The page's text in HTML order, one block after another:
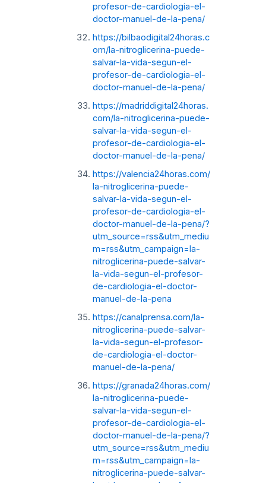
profesor-de-cardiologia-el-
doctor-manuel-de-la-pena/
https://bilbaodigital24horas.c
om/la-nitroglicerina-puede-
salvar-la-vida-segun-el-
profesor-de-cardiologia-el-
doctor-manuel-de-la-pena/
https://madriddigital24horas.
com/la-nitroglicerina-puede-
salvar-la-vida-segun-el-
profesor-de-cardiologia-el-
doctor-manuel-de-la-pena/
https://valencia24horas.com/
la-nitroglicerina-puede-
salvar-la-vida-segun-el-
profesor-de-cardiologia-el-
doctor-manuel-de-la-pena/?
utm_source=rss&utm_mediu
m=rss&utm_campaign=la-
nitroglicerina-puede-salvar-
la-vida-segun-el-profesor-
de-cardiologia-el-doctor-
manuel-de-la-pena
https://canalprensa.com/la-
nitroglicerina-puede-salvar-
la-vida-segun-el-profesor-
de-cardiologia-el-doctor-
manuel-de-la-pena/
https://granada24horas.com/
la-nitroglicerina-puede-
salvar-la-vida-segun-el-
profesor-de-cardiologia-el-
doctor-manuel-de-la-pena/?
utm_source=rss&utm_mediu
m=rss&utm_campaign=la-
nitroglicerina-puede-salvar-